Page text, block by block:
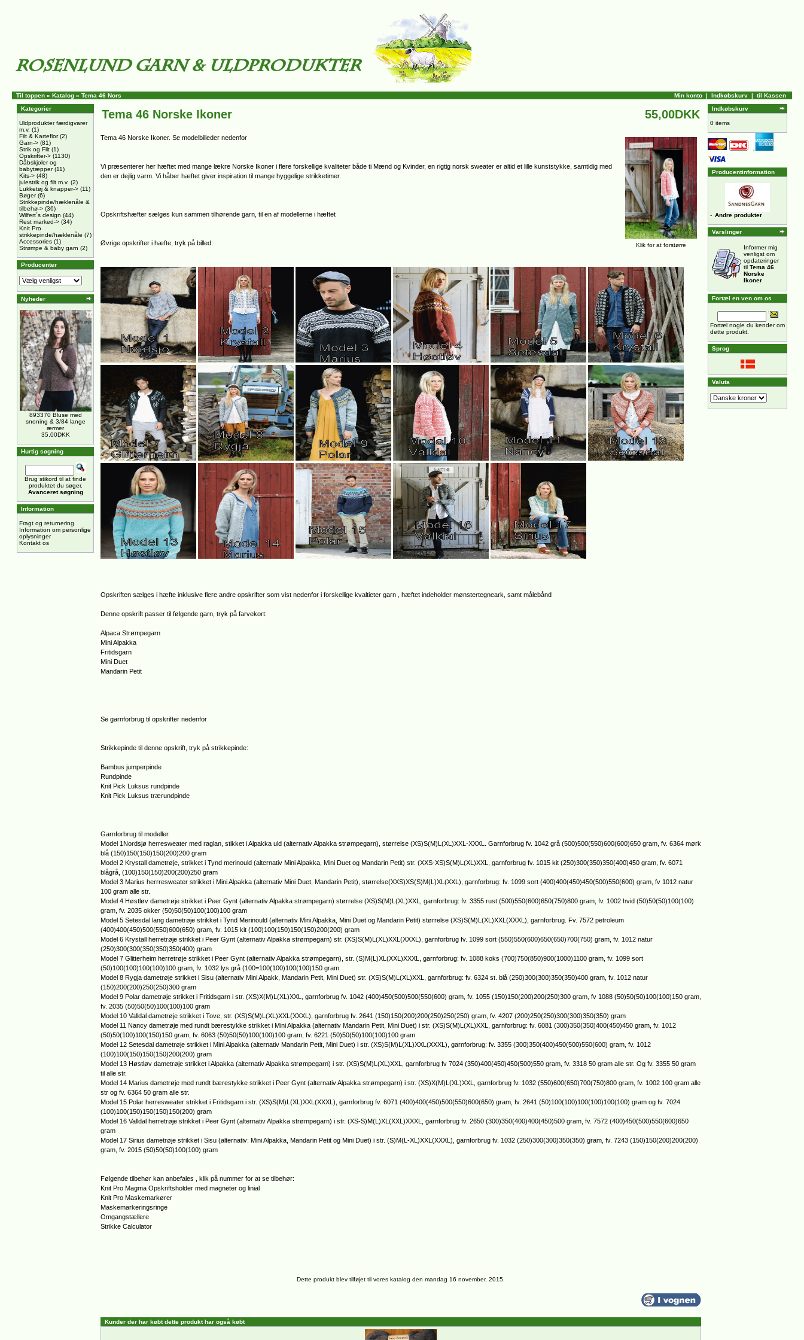
Til toppen » Katalog » Tema 46 Nors Min konto | Indkøbskurv | til Kassen
Kategorier
Uldprodukter færdigvarer
m.v. (1)
Filt & Karteflor(2)
Garn-> (81)
Strik og Filt (1)
Opskrifter-> (1130)
Dåbskjoler og
babytæpper(11)
Kits-> (48)
julestrik og filt m.v. (2)
Lukketøj & knapper-> (11)
Bøger(6)
Strikkepinde/hæklenåle &
tilbehø-> (36)
Wilfert´s design (44)
Rest marked-> (34)
Knit Pro
strikkepinde/hæklenåle (7)
Accessories (1)
Strømpe & baby garn (2)
Producenter
Nyheder
893370 Bluse med
snoning & 3/84 lange
ærmer
35,00DKK
Hurtig søgning
Brug stikord til at finde
produktet du søger.
Avanceret søgning
Information
Fragt og returnering
Information om personlige
oplysninger
Kontakt os
Tema 46 Norske Ikoner 55,00DKK
Klik for at forstørre
Tema 46 Norske Ikoner. Se modelbilleder nedenfor
Vi præsenterer her hæftet med mange lækre Norske Ikoner i flere forskellige kvaliteter både ti Mænd og Kvinder, en rigtig norsk sweater er altid et lille kunststykke, samtidig med
den er dejlig varm. Vi håber hæftet giver inspiration til mange hyggelige strikketimer.
Opskriftshæfter sælges kun sammen tilhørende garn, til en af modellerne i hæftet
Øvrige opskrifter i hæfte, tryk på billed:
Opskriften sælges i hæfte inklusive flere andre opskrifter som vist nedenfor i forskellige kvaltieter garn , hæftet indeholder mønstertegneark, samt målebånd
Denne opskrift passer til følgende garn, tryk på farvekort:
Alpaca Strømpegarn
Mini Alpakka
Fritidsgarn
Mini Duet
Mandarin Petit
Se garnforbrug til opskrifter nedenfor
Strikkepinde til denne opskrift, tryk på strikkepinde:
Bambus jumperpinde
Rundpinde
Knit Pick Luksus rundpinde
Knit Pick Luksus trærundpinde
Garnforbrug til modeller.
Model 1Nordsjø herresweater med raglan, stikket i Alpakka uld (alternativ Alpakka strømpegarn), størrelse (XS)S(M)L(XL)XXL-XXXL. Garnforbrug fv. 1042 grå (500)500(550)600(600)650 gram, fv. 6364 mørk
blå (150)150(150)150(200)200 gram
Model 2 Krystall dametrøje, strikket i Tynd merinould (alternativ Mini Alpakka, Mini Duet og Mandarin Petit) str. (XXS-XS)S(M)L(XL)XXL, garnforbrug fv. 1015 kit (250)300(350)350(400)450 gram, fv. 6071
blågrå, (100)150(150)200(200)250 gram
Model 3 Marius herrresweater strikket i Mini Alpakka (alternativ Mini Duet, Mandarin Petit), størrelse(XXS)XS(S)M(L)XL(XXL), garnforbrug: fv. 1099 sort (400)400(450)450(500)550(600) gram, fv 1012 natur
100 gram alle str.
Model 4 Høstløv dametrøje strikket i Peer Gynt (alternativ Alpakka strømpegarn) størrelse (XS)S(M)L(XL)XXL, garnforbrug: fv. 3355 rust (500)550(600)650(750)800 gram, fv. 1002 hvid (50)50(50)100(100)
gram, fv. 2035 okker (50)50(50)100(100)100 gram
Model 5 Setesdal lang dametrøje strikket i Tynd Merinould (alternativ Mini Alpakka, Mini Duet og Mandarin Petit) størrelse (XS)S(M)L(XL)XXL(XXXL), garnforbrug. Fv. 7572 petroleum
(400)400(450)500(550)600(650) gram, fv. 1015 kit (100)100(150)150(150)200(200) gram
Model 6 Krystall herretrøje strikket i Peer Gynt (alternativ Alpakka strømpegarn) str. (XS)S(M)L(XL)XXL(XXXL), garnforbrug fv. 1099 sort (550)550(600)650(650)700(750) gram, fv. 1012 natur
(250)300(300(350(350)350(400) gram
Model 7 Glitterheim herretrøje strikket i Peer Gynt (alternativ Alpakka strømpegarn), str. (S)M(L)XL(XXL)XXXL, garnforbrug: fv. 1088 koks (700)750(850)900(1000)1100 gram, fv. 1099 sort
(50)100(100)100(100)100 gram, fv. 1032 lys grå (100=100(100)100(100)150 gram
Model 8 Rygja dametrøje strikket i Sisu (alternativ Mini Alpakk, Mandarin Petit, Mini Duet) str. (XS)S(M)L(XL)XXL, garnforbrug: fv. 6324 st. blå (250)300(300)350(350)400 gram, fv. 1012 natur
(150)200(200)250(250)300 gram
Model 9 Polar dametrøje strikket i Fritidsgarn i str. (XS)X(M)L(XL)XXL, garnforbrug fv. 1042 (400)450(500)500(550(600) gram, fv. 1055 (150)150(200)200(250)300 gram, fv 1088 (50)50(50)100(100)150 gram,
fv. 2035 (50)50(50)100(100)100 gram
Model 10 Valldal dametrøje strikket i Tove, str. (XS)S(M)L(XL)XXL(XXXL), garnforbrug fv. 2641 (150)150(200)200(250)250(250) gram, fv. 4207 (200)250(250)300(300)350(350) gram
Model 11 Nancy dametrøje med rundt bærestykke strikket i Mini Alpakka (alternativ Mandarin Petit, Mini Duet) i str. (XS)S(M)L(XL)XXL, garnforbrug: fv. 6081 (300)350(350)400(450)450 gram, fv. 1012
(50)50(100)100(150)150 gram, fv. 6063 (50)50(50)100(100)100 gram, fv. 6221 (50)50(50)100(100)100 gram
Model 12 Setesdal dametrøje strikket i Mini Alpakka (alternativ Mandarin Petit, Mini Duet) i str. (XS)S(M)L(XL)XXL(XXXL), garnforbrug: fv. 3355 (300)350(400)450(500)550(600) gram, fv. 1012
(100)100(150)150(150)200(200) gram
Model 13 Høstløv dametrøje strikket i Alpakka (alternativ Alpakka strømpegarn) i str. (XS)S(M)L(XL)XXL, garnforbrug fv 7024 (350)400(450)450(500)550 gram, fv. 3318 50 gram alle str. Og fv. 3355 50 gram
til alle str.
Model 14 Marius dametrøje med rundt bærestykke strikket i Peer Gynt (alternativ Alpakka strømpegarn) i str. (XS)X(M)L(XL)XXL, garnforbrug fv. 1032 (550)600(650)700(750)800 gram, fv. 1002 100 gram alle
str og fv. 6364 50 gram alle str.
Model 15 Polar herresweater strikket i Fritidsgarn i str. (XS)S(M)L(XL)XXL(XXXL), garnforbrug fv. 6071 (400)400(450)500(550)600(650) gram, fv. 2641 (50)100(100)100(100)100(100) gram og fv. 7024
(100)100(150)150(150)150(200) gram
Model 16 Valldal herretrøje strikket i Peer Gynt (alternativ Alpakka strømpegarn) i str. (XS-S)M(L)XL(XXL)XXXL, garnforbrug fv. 2650 (300)350(400)400(450)500 gram, fv. 7572 (400)450(500)550(600)650
gram
Model 17 Sirius dametrøje strikket i Sisu (alternativ: Mini Alpakka, Mandarin Petit og Mini Duet) i str. (S)M(L-XL)XXL(XXXL), garnforbrug fv. 1032 (250)300(300)350(350) gram, fv. 7243 (150)150(200)200(200)
gram, fv. 2015 (50)50(50)100(100) gram
Følgende tilbehør kan anbefales , klik på nummer for at se tilbehør:
Knit Pro Magma Opskriftsholder med magneter og linial
Knit Pro Maskemarkører
Maskemarkeringsringe
Omgangstællere
Strikke Calculator
Dette produkt blev tilføjet til vores katalog den mandag 16 november, 2015.
Kunder der har købt dette produkt har også købt
Indkøbskurv
0 items
Producentinformation
- Andre produkter
Varslinger
Informer mig
venligst om
opdateringer
til Tema 46
Norske
Ikoner
Fortæl en ven om os
Fortæl nogle du kender om
dette produkt.
Sprog
Valuta